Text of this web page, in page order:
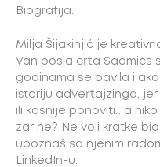
Biografija:
Milja Šijakinjić je
Van posla crta Sadmics
godinama se bavila i
istoriju advertajzinga,
ili kasnije ponoviti… a
zar ne? Ne voli kratke
upoznaš sa njenim
LinkedIn-u.